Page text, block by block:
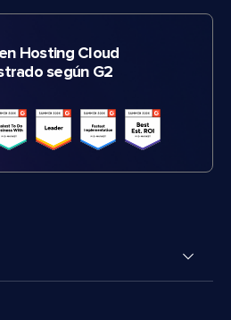
en Hosting Cloud
según G2